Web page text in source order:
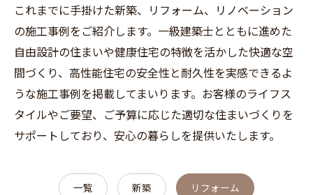
これまでに手掛けた新築、リフォーム、リノベーション
の施工事例をご紹介します。一級建築士とともに進めた
自由設計の住まいや健康住宅の特徴を活かした快適な空
間づくり、高性能住宅の安全性と耐久性を実感できるよ
うな施工事例を掲載してまいります。お客様のライフス
タイルやご要望、ご予算に応じた適切な住まいづくりを
サポートしており、安心の暮らしを提供いたします。
一覧 新築 リフォーム